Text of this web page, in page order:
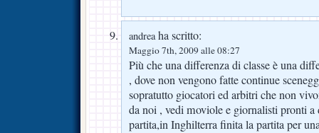
andreaha scritto:
Maggio 7th, 2009 alle 08:27
Più che una differenza di classe è una
, dove non vengono fatte continue
sopratutto giocatori ed arbitri che non
da noi , vedi moviole e giornalisti pronti a
partita,in Inghilterra finita la partita per